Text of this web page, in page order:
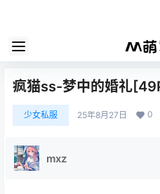
疯猫ss-梦中的婚礼
少女私服 25年8月27日 0
mxz